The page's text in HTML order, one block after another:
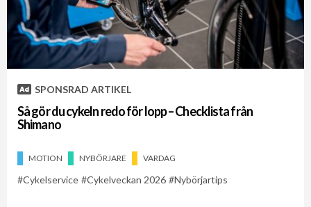
SPONSRAD ARTIKEL
Så gör du cykeln redo för lopp – Checklista från
Shimano
MOTION NYBÖRJARE VARDAG
Cykelservice Cykelveckan 2026 Nybörjartips